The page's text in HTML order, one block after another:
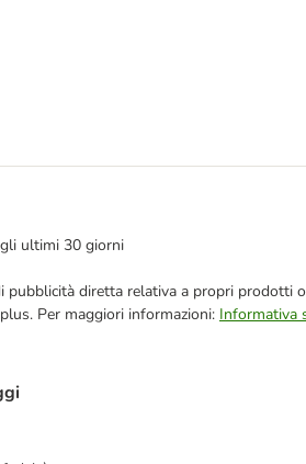
ultimi 30 giorni
diretta relativa a propri
Per maggiori informazioni: Informativa